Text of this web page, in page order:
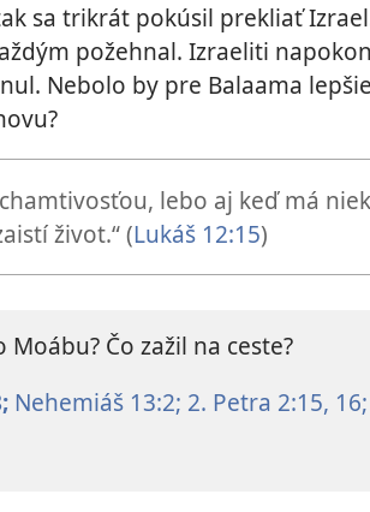
sa trikrát pokúsil prekliať
požehnal. Izraeliti napokon
Nebolo by pre Balaama
lebo aj keď má
život.“ (Lukáš 12:15)
Čo zažil na ceste?
Nehemiáš 13:2; 2. Petra 2:15, 16;